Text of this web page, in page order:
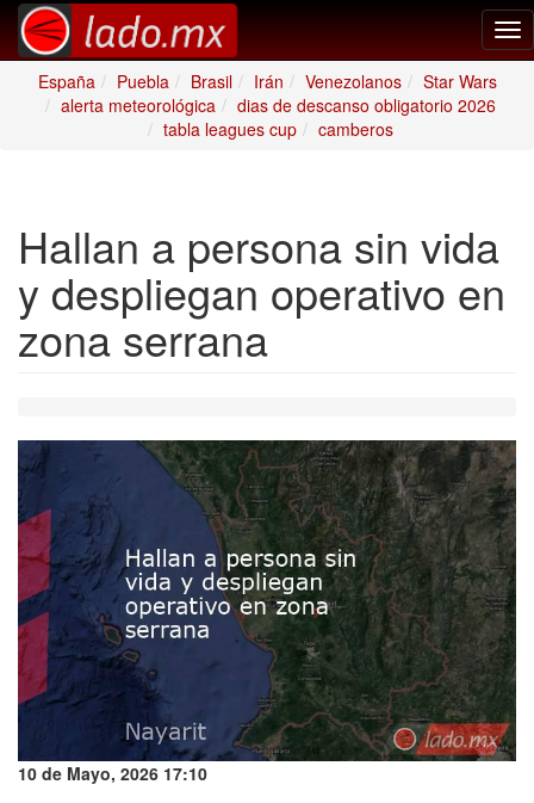
España
Puebla Brasil Irán Venezolanos
Star Wars
alerta meteorológica
dias de descanso obligatorio 2026
tabla leagues cup
camberos
Hallan a persona sin vida
y despliegan operativo en
zona serrana
10 de Mayo, 2026 17:10